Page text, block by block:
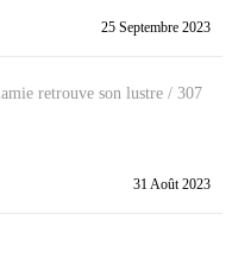
25 Septembre 2023
retrouve son lustre / 307
31 Août 2023